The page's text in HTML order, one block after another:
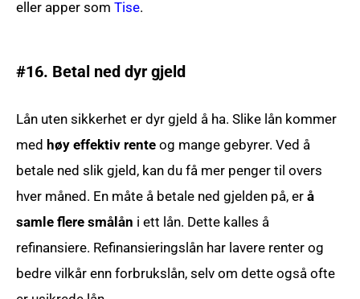
eller apper somTise.
#16. Betal ned dyr gjeld
Lån uten sikkerhet er dyr gjeld å ha. Slike lån kommer
med høy effektiv rente og mange gebyrer. Ved å
betale ned slik gjeld, kan du få mer penger til overs
hver måned. En måte å betale ned gjelden på, erå
samle flere smålån i ett lån. Dette kalles å
refinansiere. Refinansieringslån har lavere renter og
bedre vilkår enn forbrukslån, selv om dette også ofte